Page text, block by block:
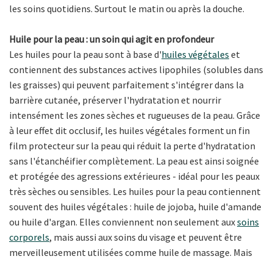
les soins quotidiens. Surtout le matin ou après la douche.
Huile pour la peau : un soin qui agit en profondeur
Les huiles pour la peau sont à base d'huiles végétales et
contiennent des substances actives lipophiles (solubles dans
les graisses) qui peuvent parfaitement s'intégrer dans la
barrière cutanée, préserver l'hydratation et nourrir
intensément les zones sèches et rugueuses de la peau. Grâce
à leur effet dit occlusif, les huiles végétales forment un fin
film protecteur sur la peau qui réduit la perte d'hydratation
sans l'étanchéifier complètement. La peau est ainsi soignée
et protégée des agressions extérieures - idéal pour les peaux
très sèches ou sensibles. Les huiles pour la peau contiennent
souvent des huiles végétales : huile de jojoba, huile d'amande
ou huile d'argan. Elles conviennent non seulement auxsoins
corporels, mais aussi aux soins du visage et peuvent être
merveilleusement utilisées comme huile de massage. Mais